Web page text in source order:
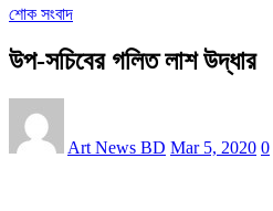
শোক সংবাদ
উপ-সচিবের গলিত লাশ উদ্ধার
Art News BD Mar 5, 2020 0